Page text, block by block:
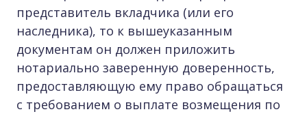
представитель вкладчика (или его
наследника), то к вышеуказанным
документам он должен приложить
нотариально заверенную доверенность,
предоставляющую ему право обращаться
с требованием о выплате возмещения по